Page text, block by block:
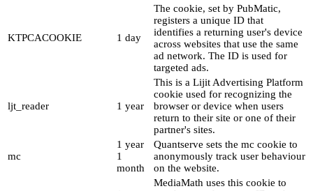
KTPCACOOKIE 1 day
The cookie, set by PubMatic,
registers a unique ID that
identifies a returning user's device
across websites that use the same
ad network. The ID is used for
targeted ads.
ljt_reader 1 year
This is a Lijit Advertising Platform
cookie used for recognizing the
browser or device when users
return to their site or one of their
partner's sites.
mc
1 year
1
month
Quantserve sets the mc cookie to
anonymously track user behaviour
on the website.
MediaMath uses this cookie to